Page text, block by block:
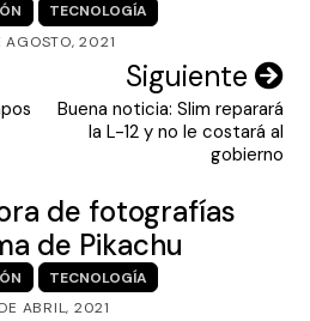
TECNOLOGÍA
AGOSTO, 2021
Siguiente
Buena noticia: Slim reparará
la L-12 y no le costará al
gobierno
de fotografías
de Pikachu
TECNOLOGÍA
ABRIL, 2021